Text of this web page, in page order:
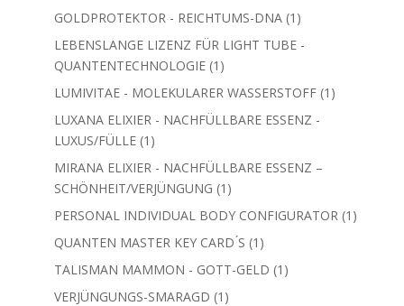
Produkte
GOLDPROTEKTOR - REICHTUMS-DNA 1 1
Produkt
LEBENSLANGE LIZENZ FÜR LIGHT TUBE -
QUANTENTECHNOLOGIE 1 1
Produkt
LUMIVITAE - MOLEKULARER WASSERSTOFF 1 1
LUXANA ELIXIER - NACHFÜLLBARE ESSENZ -
LUXUS/FÜLLE 1 1
Produkt
MIRANA ELIXIER - NACHFÜLLBARE ESSENZ –
SCHÖNHEIT/VERJÜNGUNG 1 1
Produkt
PERSONAL INDIVIDUAL BODY CONFIGURATOR 1 1
QUANTEN MASTER KEY CARD ́S 1 1
Produkt
TALISMAN MAMMON - GOTT-GELD 1 1
VERJÜNGUNGS-SMARAGD 1 1